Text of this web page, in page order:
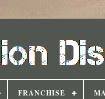
FRANCHISE